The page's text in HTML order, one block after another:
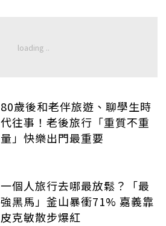
80歲後和老伴旅遊、聊學生時
代往事！老後旅行「重質不重
量」快樂出門最重要
一個人旅行去哪最放鬆？「最
強黑馬」釜山暴衝71% 嘉義靠
皮克敏散步爆紅